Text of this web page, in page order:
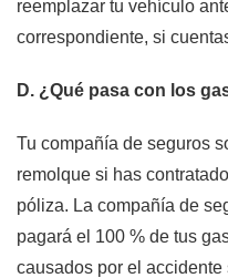
reemplazar tu vehículo
correspondiente, si
D. ¿Qué pasa con los
Tu compañía de seguros
remolque si has
póliza. La compañía de
pagará el 100 % de tus
causados por el